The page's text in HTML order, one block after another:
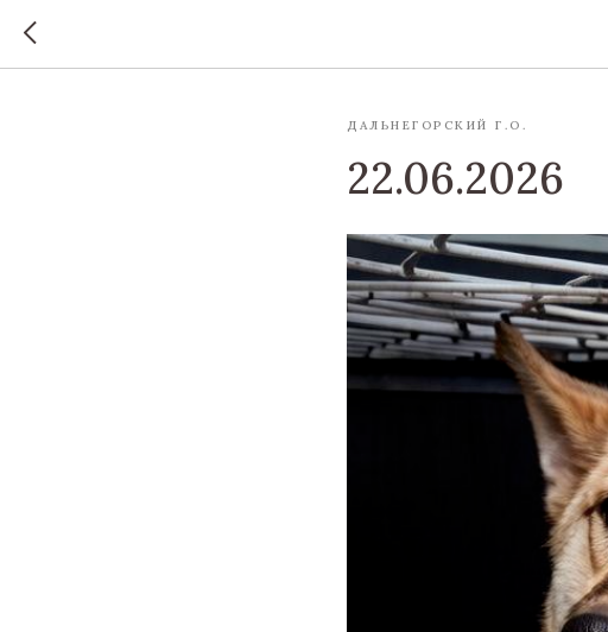
ДАЛЬНЕГОРСКИЙ Г.О.
22.06.2026